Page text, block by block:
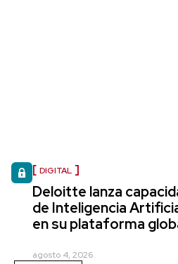
DIGITAL
Deloitte lanza
de Inteligencia
en su plataforma
agosto 4, 2026